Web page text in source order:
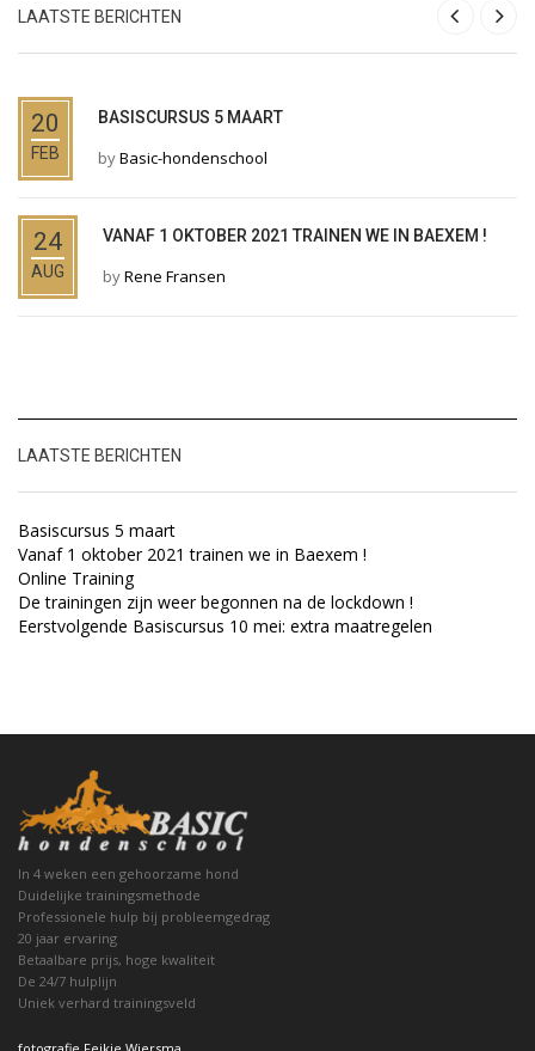
LAATSTE BERICHTEN
20
FEB
BASISCURSUS 5 MAART
byBasic-hondenschool
24
AUG
VANAF 1 OKTOBER 2021 TRAINEN WE IN BAEXEM !
byRene Fransen
LAATSTE BERICHTEN
Basiscursus 5 maart
Vanaf 1 oktober 2021 trainen we in Baexem !
Online Training
De trainingen zijn weer begonnen na de lockdown !
Eerstvolgende Basiscursus 10 mei: extra maatregelen
In 4 weken een gehoorzame hond
Duidelijke trainingsmethode
Professionele hulp bij probleemgedrag
20 jaar ervaring
Betaalbare prijs, hoge kwaliteit
De 24/7 hulplijn
Uniek verhard trainingsveld